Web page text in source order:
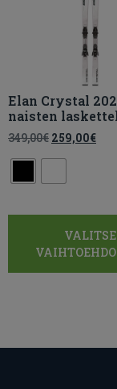
Elan Crystal
naisten
349,00€ 259,00€
VALITSE